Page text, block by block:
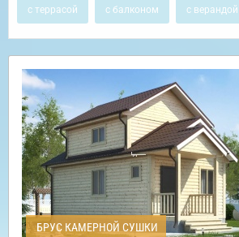
с террасой с балконом с верандой
БРУС КАМЕРНОЙ СУШКИ